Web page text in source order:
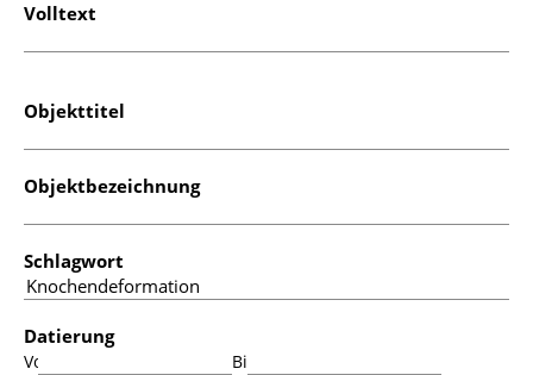
Volltext
Objekttitel
Objektbezeichnung
Schlagwort
Datierung
Von: Bis: